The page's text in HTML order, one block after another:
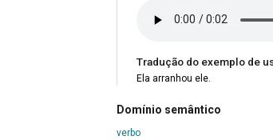
Tradução do exemplo de
Ela arranhou ele.
Domínio semântico
verbo